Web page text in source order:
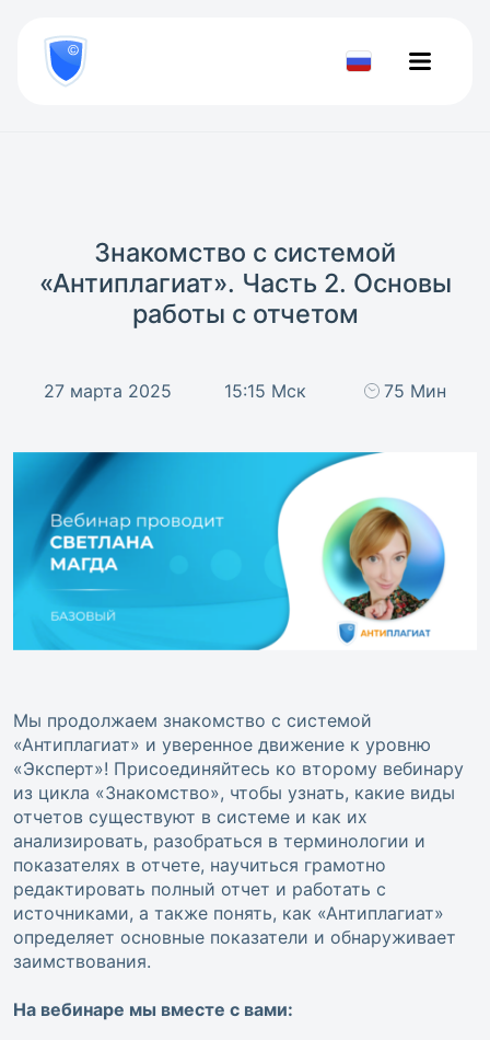
800
777-
81-Проверить
Знакомство с системой
«Антиплагиат». Часть 2. Основы
работы с отчетом
27 марта 2025 15:15 Мск 75 Мин
Мы продолжаем знакомство с системой
«Антиплагиат» и уверенное движение к уровню
«Эксперт»! Присоединяйтесь ко второму вебинару
из цикла «Знакомство», чтобы узнать, какие виды
отчетов существуют в системе и как их
анализировать, разобраться в терминологии и
показателях в отчете, научиться грамотно
редактировать полный отчет и работать с
источниками, а также понять, как «Антиплагиат»
определяет основные показатели и обнаруживает
заимствования.
На вебинаре мы вместе с вами: